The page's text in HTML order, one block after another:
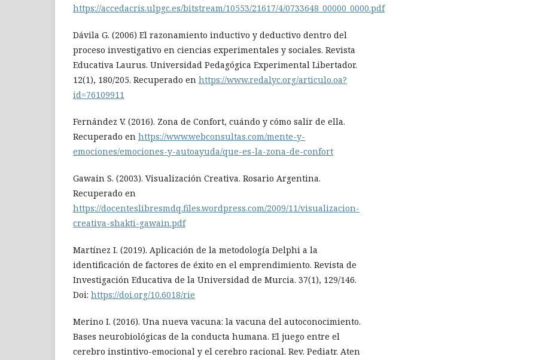
https://accedacris.ulpgc.es/bitstream/10553/21617/4/0733648_00000_0000.pdf
Dávila G. (2006) El razonamiento inductivo y deductivo dentro del
proceso investigativo en ciencias experimentales y sociales. Revista
Educativa Laurus. Universidad Pedagógica Experimental Libertador.
12(1), 180/205. Recuperado en https://www.redalyc.org/articulo.oa?
id=76109911
Fernández V. (2016). Zona de Confort, cuándo y cómo salir de ella.
Recuperado en https://www.webconsultas.com/mente-y-
emociones/emociones-y-autoayuda/que-es-la-zona-de-confort
Gawain S. (2003). Visualización Creativa. Rosario Argentina.
Recuperado en
https://docenteslibresmdq.files.wordpress.com/2009/11/visualizacion-
creativa-shakti-gawain.pdf
Martínez I. (2019). Aplicación de la metodología Delphi a la
identificación de factores de éxito en el emprendimiento. Revista de
Investigación Educativa de la Universidad de Murcia. 37(1), 129/146.
Doi: https://doi.org/10.6018/rie
Merino I. (2016). Una nueva vacuna: la vacuna del autoconocimiento.
Bases neurobiológicas de la conducta humana. El juego entre el
cerebro instintivo-emocional y el cerebro racional. Rev. Pediatr. Aten